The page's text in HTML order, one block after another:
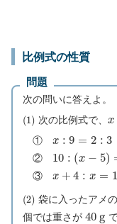
比例式の性質
問題
次の問いに答えよ。
(1) 次の比例式で、
①
= 3
② 10 x =2
③ 4 x
(2) 袋に入ったアメ
個では重さが 40